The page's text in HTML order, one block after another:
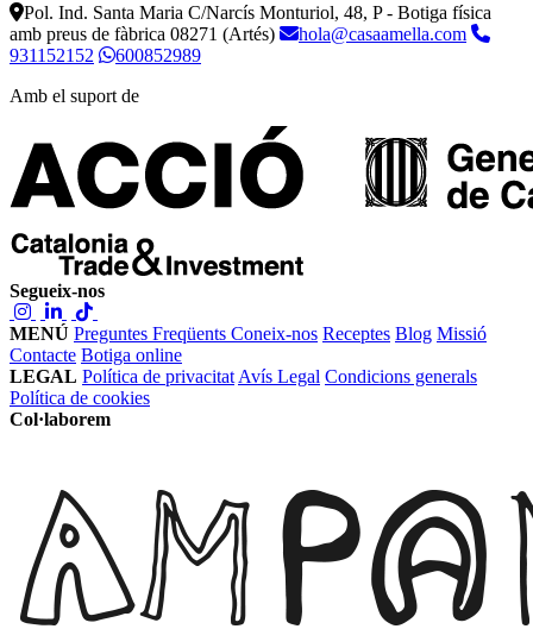
Pol. Ind. Santa Maria C/Narcís Monturiol, 48, P - Botiga física
amb preus de fàbrica 08271 (Artés)
hola@casaamella.com
931152152
600852989
Amb el suport de
Segueix-nos
MENÚ Preguntes Freqüents Coneix-nos Receptes Blog Missió
Contacte Botiga online
LEGAL Política de privacitat Avís Legal Condicions generals
Política de cookies
Col·laborem